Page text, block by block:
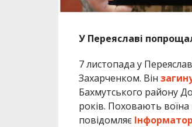
У Переяславі
7 листопада у
Захарченком. Він
Бахмутського району
років. Поховають
повідомляє Інформатор